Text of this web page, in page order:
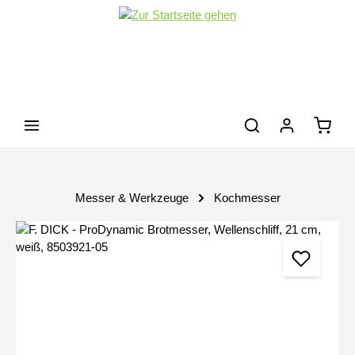
Zum Hauptinhalt springen
Messer & Werkzeuge Kochmesser
Bildergalerie überspringen